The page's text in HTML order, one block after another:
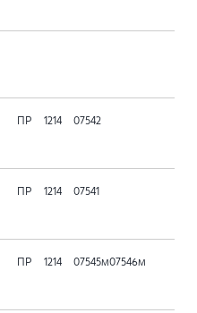
ПР 1214 07542
ПР 1214 07541
ПР 1214 07545м07546м